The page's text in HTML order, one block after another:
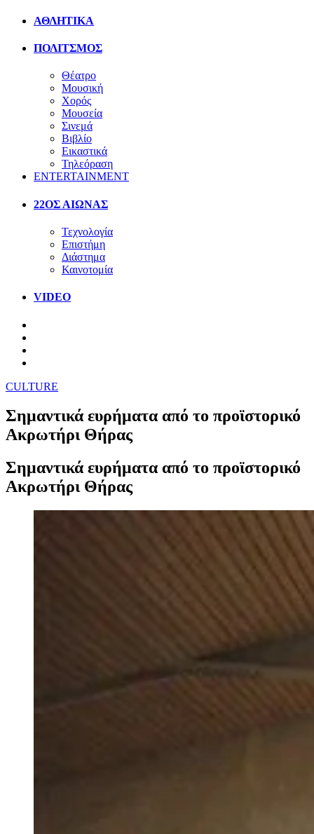
ΑΘΛΗΤΙΚΑ
ΠΟΛΙΤΣΜΟΣ
Θέατρο
Μουσική
Χορός
Μουσεία
Σινεμά
Βιβλίο
Εικαστικά
Τηλεόραση
ENTERTAINMENT
22ΟΣ ΑΙΩΝΑΣ
Τεχνολογία
Επιστήμη
Διάστημα
Καινοτομία
VIDEO
CULTURE
Σημαντικά ευρήματα από το προϊστορικό
Ακρωτήρι Θήρας
Σημαντικά ευρήματα από το προϊστορικό
Ακρωτήρι Θήρας